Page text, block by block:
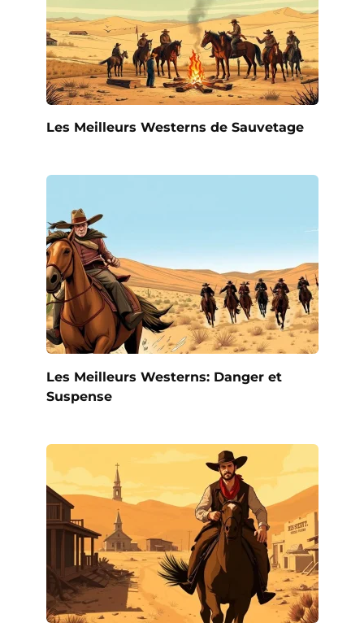
Les Meilleurs Westerns de Sauvetage
Les Meilleurs Westerns: Danger et
Suspense